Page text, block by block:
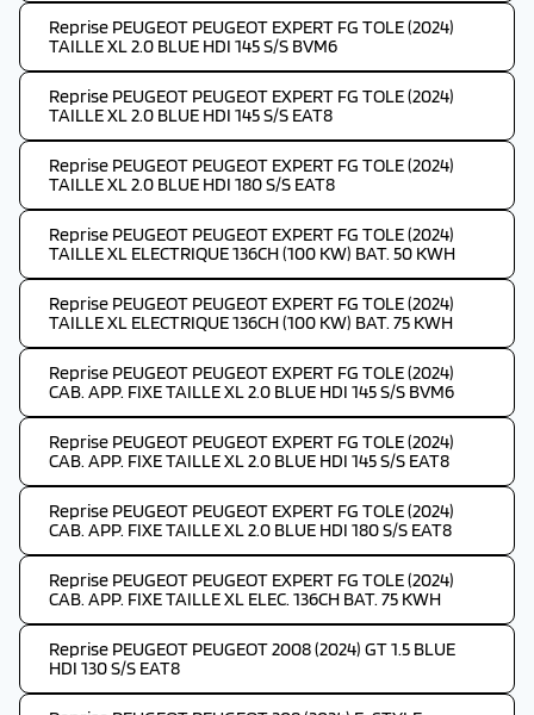
Reprise PEUGEOT PEUGEOT EXPERT FG TOLE (2024)
TAILLE XL 2.0 BLUE HDI 145 S/S BVM6
Reprise PEUGEOT PEUGEOT EXPERT FG TOLE (2024)
TAILLE XL 2.0 BLUE HDI 145 S/S EAT8
Reprise PEUGEOT PEUGEOT EXPERT FG TOLE (2024)
TAILLE XL 2.0 BLUE HDI 180 S/S EAT8
Reprise PEUGEOT PEUGEOT EXPERT FG TOLE (2024)
TAILLE XL ELECTRIQUE 136CH (100 KW) BAT. 50 KWH
Reprise PEUGEOT PEUGEOT EXPERT FG TOLE (2024)
TAILLE XL ELECTRIQUE 136CH (100 KW) BAT. 75 KWH
Reprise PEUGEOT PEUGEOT EXPERT FG TOLE (2024)
CAB. APP. FIXE TAILLE XL 2.0 BLUE HDI 145 S/S BVM6
Reprise PEUGEOT PEUGEOT EXPERT FG TOLE (2024)
CAB. APP. FIXE TAILLE XL 2.0 BLUE HDI 145 S/S EAT8
Reprise PEUGEOT PEUGEOT EXPERT FG TOLE (2024)
CAB. APP. FIXE TAILLE XL 2.0 BLUE HDI 180 S/S EAT8
Reprise PEUGEOT PEUGEOT EXPERT FG TOLE (2024)
CAB. APP. FIXE TAILLE XL ELEC. 136CH BAT. 75 KWH
Reprise PEUGEOT PEUGEOT 2008 (2024) GT 1.5 BLUE
HDI 130 S/S EAT8